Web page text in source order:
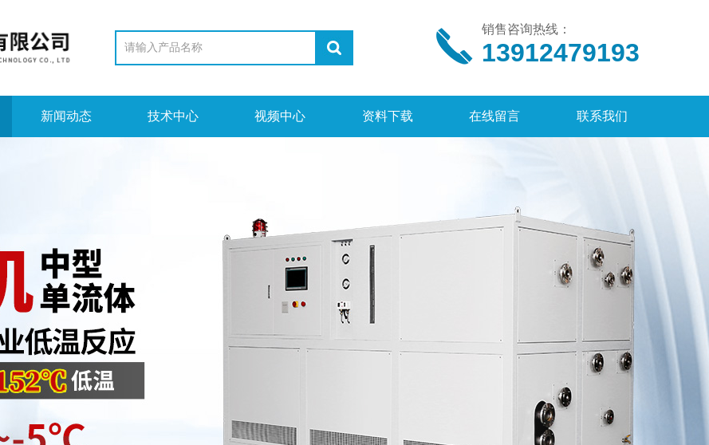
销售咨询热线：
13912479193
新闻动态 技术中心 视频中心 资料下载 在线留言 联系我们